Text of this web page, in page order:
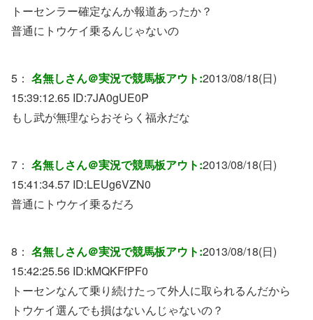
トーセンラー確定なんか報道あったか？
普通にトウケイ乗るんじゃないの
5： 名無しさん＠実況で競馬板アウト:2013/08/18(日)
15:39:12.65 ID:7JA0gUE0P
もし武が無理ならおそらく福永だな
7： 名無しさん＠実況で競馬板アウト:2013/08/18(日)
15:41:34.57 ID:LEUg6VZN0
普通にトウケイ乗るだろ
8： 名無しさん＠実況で競馬板アウト:2013/08/18(日)
15:42:25.56 ID:kMQKFfPF0
トーセンなんて乗り続けたって外人に取られるんだから
トウケイ選んでも損はないんじゃないの？